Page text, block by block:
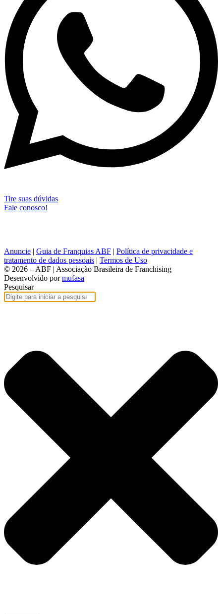
Tire suas dúvidas
Fale conosco!
Anuncie | Guia de Franquias ABF | Política de privacidade e
tratamento de dados pessoais | Termos de Uso
© 2026 – ABF | Associação Brasileira de Franchising
Desenvolvido pormufasa
Pesquisar